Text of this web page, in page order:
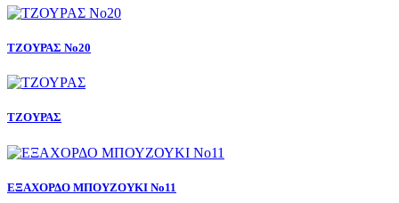
ΤΖΟΥΡΑΣ Νο20
ΤΖΟΥΡΑΣ
ΕΞΑΧΟΡΔΟ ΜΠΟΥΖΟΥΚΙ Νο11